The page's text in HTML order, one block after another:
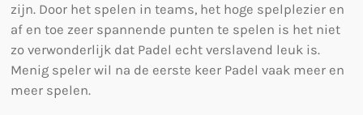
zijn. Door het spelen in teams, het hoge spelplezier en
af en toe zeer spannende punten te spelen is het niet
zo verwonderlijk dat Padel echt verslavend leuk is.
Menig speler wil na de eerste keer Padel vaak meer en
meer spelen.